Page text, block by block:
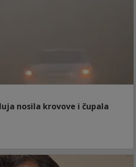
nosila krovove i čupala